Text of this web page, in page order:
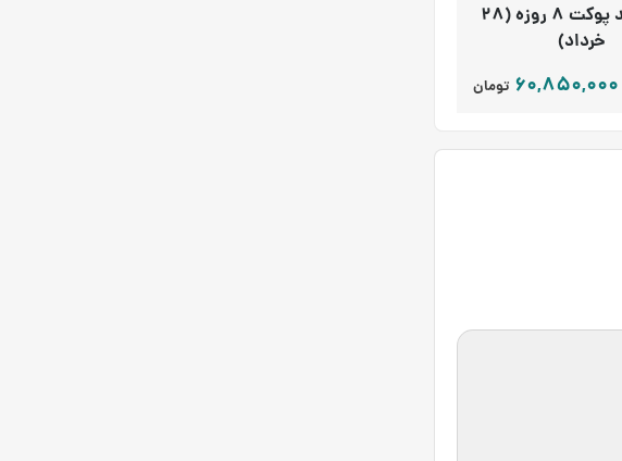
تور تایلند پوکت 8 روزه (28
خرداد)
60,850,000 تومان